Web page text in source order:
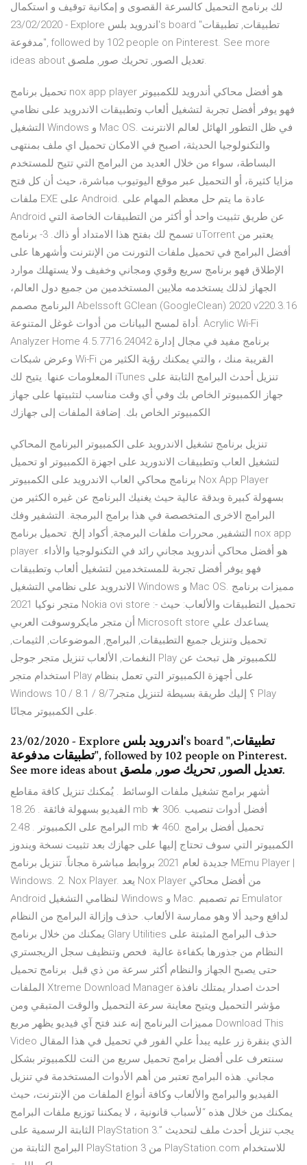
لك برنامج التحميل كالسرعة القصوى و إمكانية توقيف و استكمال
23/02/2020 - Explore اندرويد بلس's board "تطبيقات, تطبيقات
مدفوعة", followed by 102 people on Pinterest. See more
ideas about تعديل الصور, تحريك صور, ملصق.
تحميل برنامج nox app player هو أفضل محاكي أندرويد للكمبيوتر
فهو يوفر أفضل تجربة لتشغيل ألعاب وتطبيقات الاندرويد على نظامي
التشغيل Windows و Mac OS. في ظل التطور الهائل لعالم الانترنت
والتكنولوجيا الحديثة، اصبح في الامكان تحميل اي ملف بمنتهى
البساطة، سواء من خلال العديد من البرامج التي تتيح للمستخدم
مزايا كثيرة، أو التحميل عبر موقع اليوتيوب مباشرة، حيث أن كل فتح
ملفات EXE على Android. عادة ما يتم حل معظم المهام على
Android عن طريق تثبيت واحد أو أكثر من التطبيقات الخاصة التي
تسمح لك بفتح هذا الامتداد أو ذاك. 3- برنامج uTorrent يعتبر من
أفضل البرامج في تحميل ملفات التورنت من الإنترنت وأشهرها على
الإطلاق فهو برنامج سريع وقوي ومجاني وخفيف ولا يستهلك موارد
الجهاز لذلك يستخدمه ملايين المستخدمين من جميع دول العالم،
البرنامج مصمم Abelssoft GClean (GoogleClean) 2020 v220.3.16
أداة لمسح البيانات من أدوات غوغل المتنوعة. Acrylic Wi-Fi
Analyzer Home 4.5.7716.24042 برنامج مفيد في مجال إدارة
وعرض شبكات Wi-Fi القريبة منك ، والتي يمكنك رؤية الكثير من
المعلومات عنها. يتيح لك iTunes تنزيل أحدث البرامج الثابتة على
جهاز الكمبيوتر الخاص بك وفي أي وقت مناسب لتثبيتها على جهاز
الكمبيوتر الخاص بك. إضافة الملفات إلى جهازك
تنزيل برنامج تشغيل الاندرويد على الكمبيوتر البرنامج المحاكي
لتشغيل العاب وتطبيقات الاندوريد على اجهزة الكمبيوتر او تحميل
برنامج محاكي العاب الاندرويد على الكمبيوتر Nox App Player
بسهولة كبيرة وبدقة عالية حيث يغنيك البرنامج عن غيره الكثير من
البرامج الاخرى المتخصصة في هذا برامج البرمجة. التشفير وفك
التشفير, محررات ملفات البرمجة, أكواد إلخ. تحميل برنامج nox app
player هو أفضل محاكي أندرويد مجاني رائد في التكنولوجيا والأداء.
فهو يوفر أفضل تجربة للمستخدمين لتشغيل ألعاب وتطبيقات
الاندرويد على نظامي التشغيل Windows و Mac OS. مميزات برنامج
متجر نوكيا 2021 Nokia ovi store :- تحميل التطبيقات والألعاب: حيث
أن متجر مايكروسوفت العربي Microsoft store يساعدك علي
تحميل وتنزيل جميع التطبيقات, البرامج, الموضوعات, الثيمات,
النغمات, الألعاب تنزيل متجر جوجل Play للكمبيوتر هل تبحث عن
استخدام متجر Play على أجهزة الكمبيوتر التي تعمل بنظام
Windows 10 / 8.1 / 8/7؟ إليك طريقة بسيطة لتنزيل متجر Play
على الكمبيوتر مجانًا.
23/02/2020 - Explore اندرويد بلس's board "تطبيقات,
تطبيقات مدفوعة", followed by 102 people on Pinterest.
See more ideas about تعديل الصور, تحريك صور, ملصق.
أشهر برامج تشغيل ملفات الوسائط . يُمكنك تنزيل كافة مقاطع
الفيديو بسهولة فائقة . 18.26 mb ★ 306. أفضل أدوات تنصيب
البرامج على الكمبيوتر . 2.48 mb ★ 460. تحميل أفضل برامج
الكمبيوتر التي سوف تحتاج إليها على جهازك بعد تثبيت نسخة ويندوز
جديدة لعام 2021 بروابط مباشرة مجاناً. تنزيل برنامج MEmu Player |
Windows. 2. Nox Player. يعد Nox Player من أفضل محاكي
Android لنظامي التشغيل Windows و Mac. تم تصميم Emulator
لدافع وحيد ألا وهو ممارسة الألعاب. حذف وإزالة البرامج من النظام
يمكنك من خلال برنامج Glary Utilities حذف البرامج المثبتة على
النظام من جذورها بكفاءة عالية. فحص وتنظيف سجل الريجستري
حتى يصبح الجهاز والنظام أكثر سرعة من ذي قبل. برنامج تحميل
الملفات Xtreme Download Manager احدث اصدار يمتلك نافذة
مؤشر التحميل ويتيح معاينة سرعة التحميل والوقت المتبقي ومن
مميزات البرنامج إنه عند فتح آي فيديو يظهر مربع Download This
Video الذي بنقرة زر عليه يبدأ علي الفور في تحميل في هذا المقال
سنتعرف على أفضل برامج تحميل سريع من النت للكمبيوتر بشكل
مجاني. هذه البرامج تعتبر من أهم الأدوات المستخدمة في تنزيل
الفيديو والبرامج والألعاب وكافة أنواع الملفات من الإنترنت، حيث
يمكنك من خلال هذه “لأسباب قانونية ، لا يمكننا توزيع ملفات البرامج
الثابتة الرسمية على PlayStation 3.” يجب تنزيل أحدث ملف لتحديث
البرامج الثابتة من PlayStation 3 من PlayStation.com للاستخدام